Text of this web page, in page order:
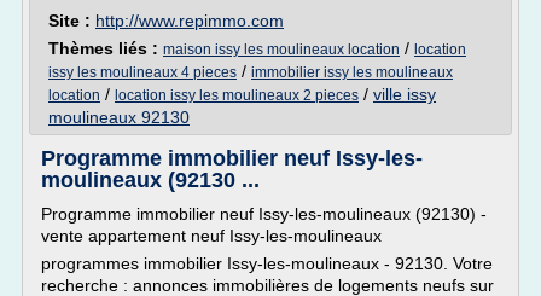
Site : http://www.repimmo.com
Thèmes liés : maison issy les moulineaux location / location
issy les moulineaux 4 pieces / immobilier issy les moulineaux
location / location issy les moulineaux 2 pieces / ville issy
moulineaux 92130
Programme immobilier neuf Issy-les-
moulineaux (92130 ...
Programme immobilier neuf Issy-les-moulineaux (92130) -
vente appartement neuf Issy-les-moulineaux
programmes immobilier Issy-les-moulineaux - 92130. Votre
recherche : annonces immobilières de logements neufs sur